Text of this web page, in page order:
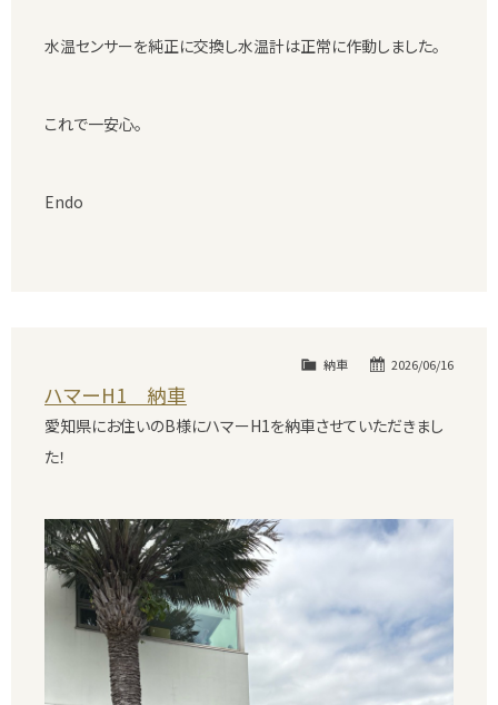
水温センサーを純正に交換し水温計は正常に作動しました。
これで一安心。
Endo
2026/06/16
納車
ハマーH1 納車
愛知県にお住いのB様にハマーH1を納車させていただきまし
た！